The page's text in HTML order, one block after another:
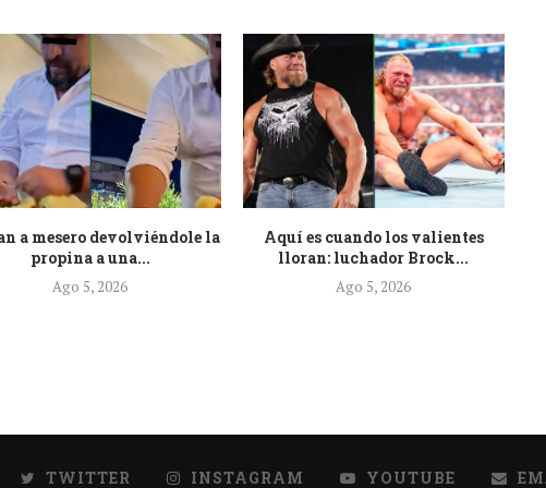
a mesero devolviéndole la
propina a una...
Ago 5, 2026
Aquí es cuando los valientes
lloran: luchador Brock...
Ago 5, 2026
TWITTER INSTAGRAM YOUTUBE